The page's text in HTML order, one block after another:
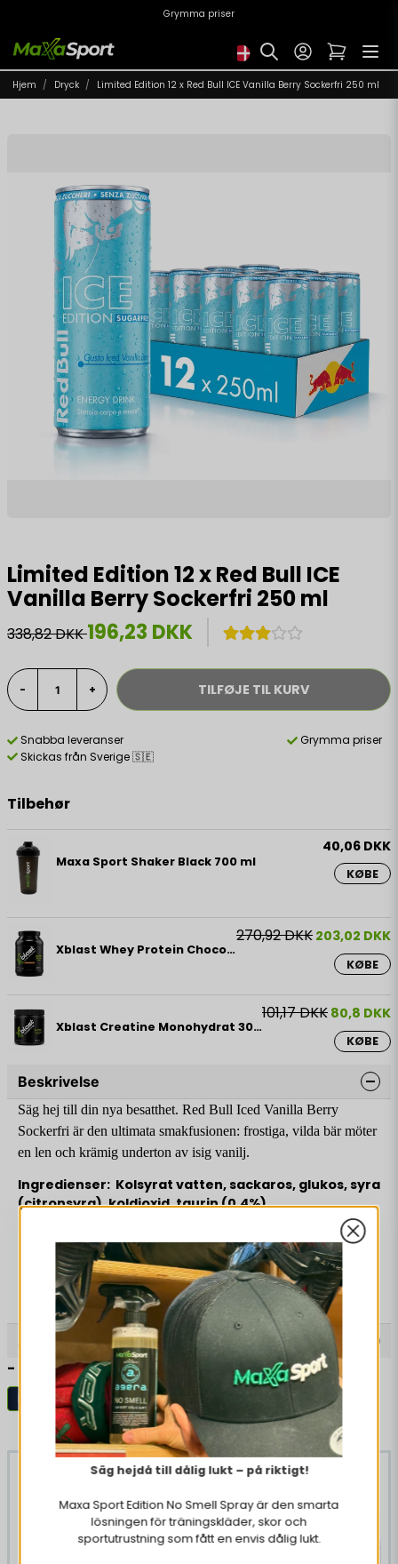
Grymma priser
Hjem Dryck Limited Edition 12 x Red Bull ICE Vanilla Berry Sockerfri 250 ml
Limited Edition 12 x Red Bull ICE
Vanilla Berry Sockerfri 250 ml
338,82 DKK196,23 DKK
- + TILFØJE TIL KURV
Snabba leveranser
Grymma priser
Skickas från Sverige 🇸🇪
Tilbehør
Maxa Sport Shaker Black 700 ml
40,06 DKK
KØBE
Xblast Whey Protein Chocolate 900 g
270,92 DKK 203,02 DKK
KØBE
Xblast Creatine Monohydrat 300 g
101,17 DKK 80,8 DKK
KØBE
Beskrivelse
Säg hej till din nya besatthet. Red Bull Iced Vanilla Berry
Sockerfri är den ultimata smakfusionen: frostiga, vilda bär möter
en len och krämig underton av isig vanilj.
Ingredienser: Kolsyrat vatten, sackaros, glukos, syra
(citronsyra), koldioxid, taurin (0,4%),
magnesiumkarbonat), koffein (32 mg/100 ml),
naturliga aromer (vanilj, mixade bär), färgämnen
(E150d, E163), vitaminer (niacin, pantotensyra,
vitamin B6, vitamin B12), stabiliseringsmedel
(glycerolestrar av hartssyror).
Read more
Anmeldelser (1)
Marcus
ganska god, men behöver vara iskall för att
smaka bäst.
-
Red Bull Dryck
Lignende produkter
-26%
Säg hejdå till dålig lukt – på riktigt!
Maxa Sport Edition No Smell Spray är den smarta
lösningen för träningskläder, skor och
sportutrustning som fått en envis dålig lukt.